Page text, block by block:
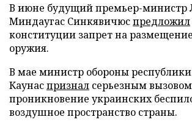
В июне будущий премьер-министр
Миндаугас Синкявичюспредложил
конституции запрет на
оружия.
В мае министр обороны республики
Каунаспризнал серьезным вызовом
проникновение украинских
воздушное пространство страны.